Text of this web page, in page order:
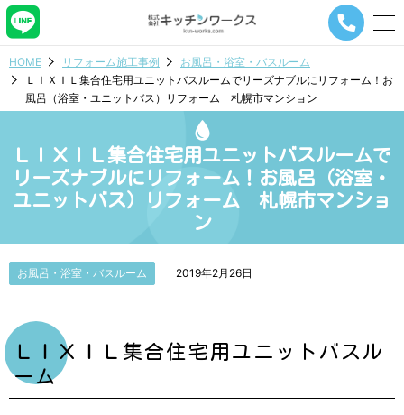
メ
ー
ビ
シ
ョ
ボ
ン
HOME リフォーム施工事例
お風呂・浴室・バスルーム
ＬＩＸＩＬ集合住宅用ユニットバスルームでリーズナブルにリフォーム！お
風呂（浴室・ユニットバス）リフォーム 札幌市マンション
ＬＩＸＩＬ集合住宅用ユニットバスルームで
リーズナブルにリフォーム！お風呂（浴室・
ユニットバス）リフォーム 札幌市マンショ
ン
お風呂・浴室・バスルーム 2019年2月26日
ＬＩＸＩＬ集合住宅用ユニットバスル
ーム